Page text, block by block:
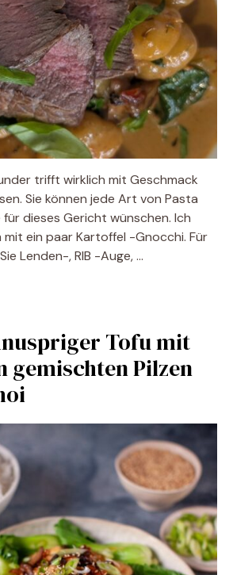
trifft wirklich mit Geschmack
Sie können jede Art von Pasta
für dieses Gericht wünschen. Ich
mit ein paar Kartoffel -Gnocchi. Für
Lenden-, RIB -Auge, …
Tofu mit
gemischten Pilzen